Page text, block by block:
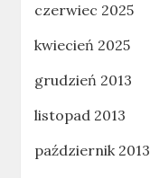
czerwiec 2025
kwiecień 2025
grudzień 2013
listopad 2013
październik 2013